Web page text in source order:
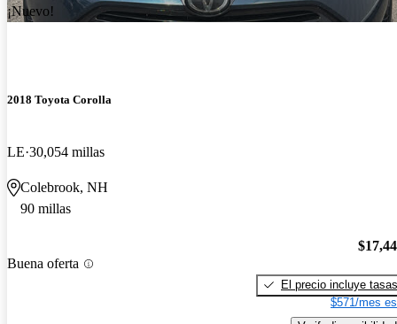
¡Nuevo!
2018 Toyota Corolla
LE 30,054 millas
Colebrook, NH
90 millas
Buena oferta
El precio incluye tasas
$571/mes